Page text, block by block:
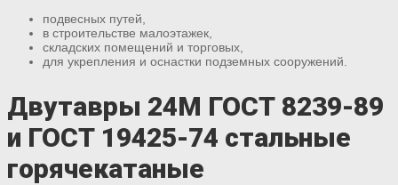
подвесных путей,
в строительстве малоэтажек,
складских помещений и торговых,
для укрепления и оснастки подземных сооружений.
Двутавры 24М ГОСТ 8239-89
и ГОСТ 19425-74 стальные
горячекатаные